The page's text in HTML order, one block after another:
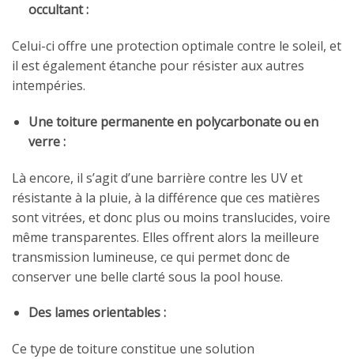
occultant :
Celui-ci offre une protection optimale contre le soleil, et
il est également étanche pour résister aux autres
intempéries.
Une toiture permanente en polycarbonate ou en
verre :
Là encore, il s’agit d’une barrière contre les UV et
résistante à la pluie, à la différence que ces matières
sont vitrées, et donc plus ou moins translucides, voire
même transparentes. Elles offrent alors la meilleure
transmission lumineuse, ce qui permet donc de
conserver une belle clarté sous la pool house.
Des lames orientables :
Ce type de toiture constitue une solution